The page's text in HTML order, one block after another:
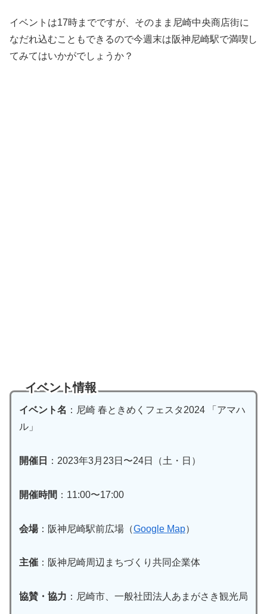
イベントは17時までですが、そのまま尼崎中央商店街に
なだれ込むこともできるので今週末は阪神尼崎駅で満喫し
てみてはいかがでしょうか？
イベント情報
イベント名 ：尼崎 春ときめくフェスタ2024 「アマハ
ル」
開催日 ：2023年3月23日〜24日（土・日）
開催時間 ：11:00〜17:00
会場：阪神尼崎駅前広場（Google Map）
主催：阪神尼崎周辺まちづくり共同企業体
協賛・協力 ：尼崎市、一般社団法人あまがさき観光局